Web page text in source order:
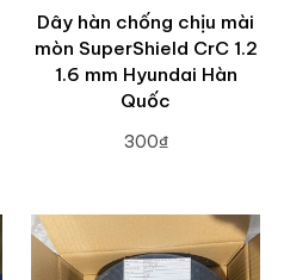
Dây hàn chống chịu mài
mòn SuperShield CrC 1.2
1.6 mm Hyundai Hàn
Quốc
300₫